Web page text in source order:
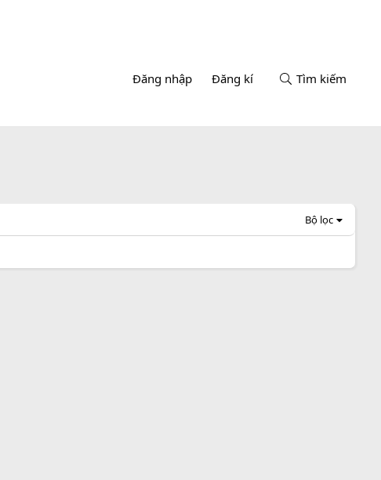
Đăng nhập Đăng kí Tìm kiếm
Bộ lọc